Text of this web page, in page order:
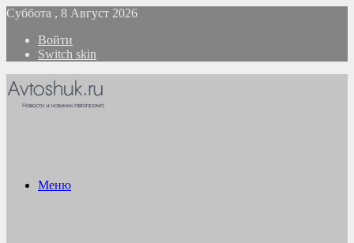
Суббота , 8 Август 2026
Войти
Switch skin
Меню